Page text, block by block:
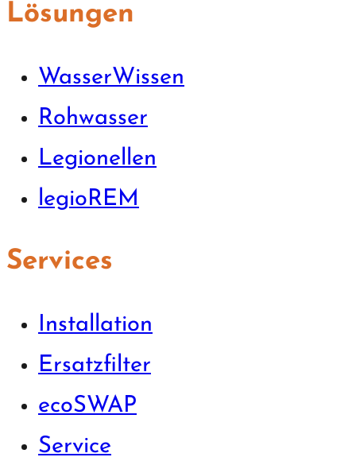
Lösungen
WasserWissen
Rohwasser
Legionellen
legioREM
Services
Installation
Ersatzfilter
ecoSWAP
Service